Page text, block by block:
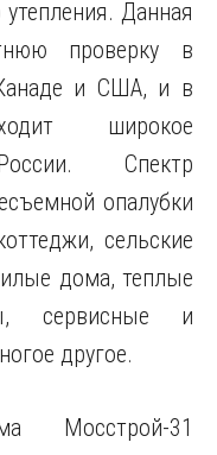
Данная
проверку в
и США, и в
широкое
Спектр
опалубки
сельские
дома, теплые
сервисные и
другое.
Мосстрой-31